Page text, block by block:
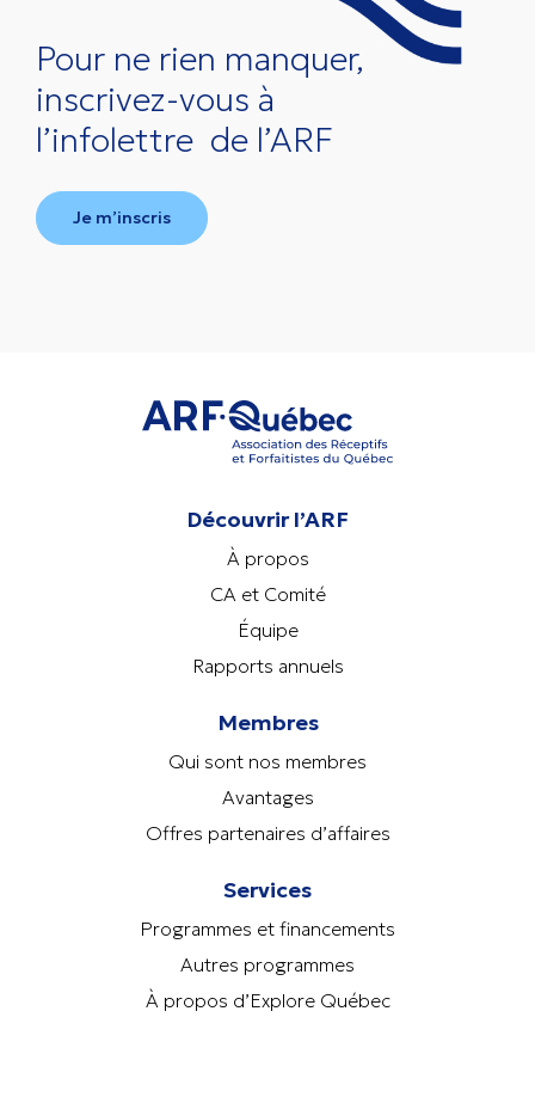
Pour ne rien manquer,
inscrivez-vous à
l’infolettre de l’ARF
Je m’inscris
Découvrir l’ARF
À propos
CA et Comité
Équipe
Rapports annuels
Membres
Qui sont nos membres
Avantages
Offres partenaires d’affaires
Services
Programmes et financements
Autres programmes
À propos d’Explore Québec